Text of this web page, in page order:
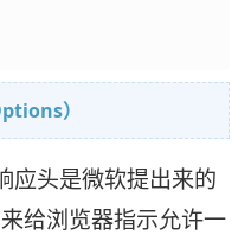
）
应头是微软提出来的
给浏览器指示允许一